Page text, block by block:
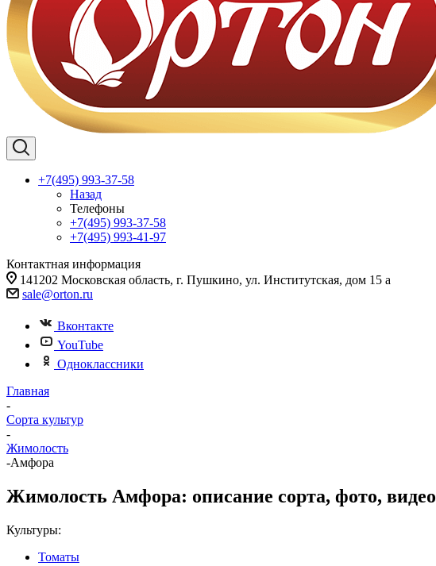
+7(495) 993-37-58
Назад
Телефоны
+7(495) 993-37-58
+7(495) 993-41-97
Контактная информация
141202 Московская область, г. Пушкино, ул. Институтская, дом 15 а
sale@orton.ru
Вконтакте
YouTube
Одноклассники
Главная
-
Сорта культур
-
Жимолость
-Амфора
Жимолость Амфора: описание сорта, фото, видео
Культуры:
Томаты